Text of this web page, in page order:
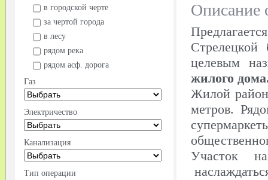
в городской черте
за чертой города
в лесу
рядом река
рядом асф. дорога
Газ
Электричество
Канализация
Тип операции
Описание
целевым
жилого
Жилой
метров.
Участок